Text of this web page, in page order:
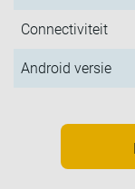
Connectiviteit
Android versie